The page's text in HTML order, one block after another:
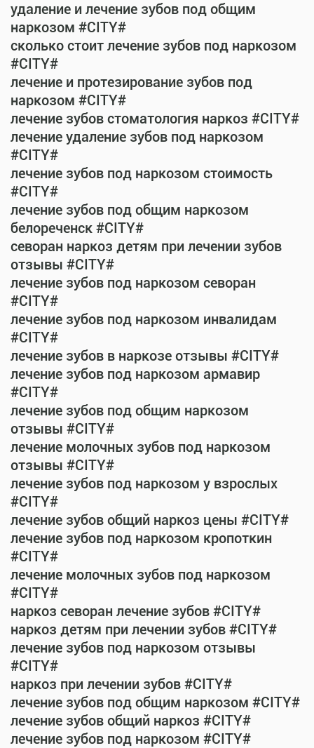
удаление и лечение зубов под общим
наркозом #CITY#
сколько стоит лечение зубов под наркозом
#CITY#
лечение и протезирование зубов под
наркозом #CITY#
лечение зубов стоматология наркоз #CITY#
лечение удаление зубов под наркозом
#CITY#
лечение зубов под наркозом стоимость
#CITY#
лечение зубов под общим наркозом
белореченск #CITY#
севоран наркоз детям при лечении зубов
отзывы #CITY#
лечение зубов под наркозом севоран
#CITY#
лечение зубов под наркозом инвалидам
#CITY#
лечение зубов в наркозе отзывы #CITY#
лечение зубов под наркозом армавир
#CITY#
лечение зубов под общим наркозом
отзывы #CITY#
лечение молочных зубов под наркозом
отзывы #CITY#
лечение зубов под наркозом у взрослых
#CITY#
лечение зубов общий наркоз цены #CITY#
лечение зубов под наркозом кропоткин
#CITY#
лечение молочных зубов под наркозом
#CITY#
наркоз севоран лечение зубов #CITY#
наркоз детям при лечении зубов #CITY#
лечение зубов под наркозом отзывы
#CITY#
наркоз при лечении зубов #CITY#
лечение зубов под общим наркозом #CITY#
лечение зубов общий наркоз #CITY#
лечение зубов под наркозом #CITY#